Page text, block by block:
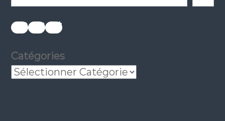
réseaux sociauxréseaux sociauxréseaux sociaux
Catégories